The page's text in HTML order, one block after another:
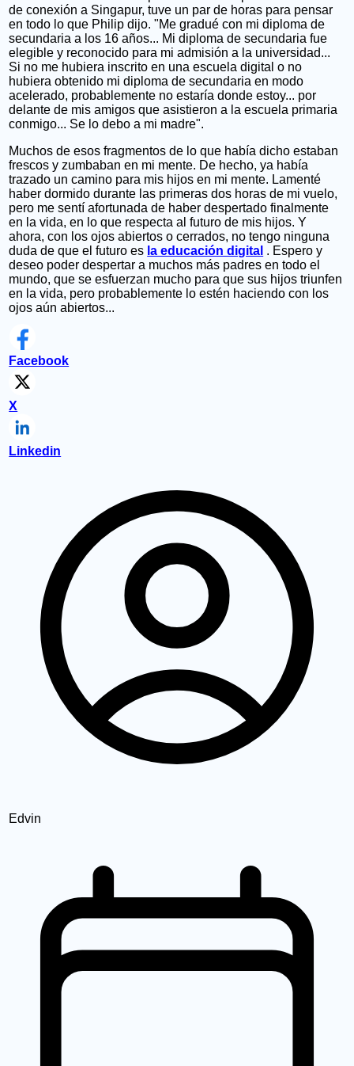
de conexión a Singapur, tuve un par de horas para pensar
en todo lo que Philip dijo. "Me gradué con mi diploma de
secundaria a los 16 años... Mi diploma de secundaria fue
elegible y reconocido para mi admisión a la universidad...
Si no me hubiera inscrito en una escuela digital o no
hubiera obtenido mi diploma de secundaria en modo
acelerado, probablemente no estaría donde estoy... por
delante de mis amigos que asistieron a la escuela primaria
conmigo... Se lo debo a mi madre".
Muchos de esos fragmentos de lo que había dicho estaban
frescos y zumbaban en mi mente. De hecho, ya había
trazado un camino para mis hijos en mi mente. Lamenté
haber dormido durante las primeras dos horas de mi vuelo,
pero me sentí afortunada de haber despertado finalmente
en la vida, en lo que respecta al futuro de mis hijos. Y
ahora, con los ojos abiertos o cerrados, no tengo ninguna
duda de que el futuro es la educación digital . Espero y
deseo poder despertar a muchos más padres en todo el
mundo, que se esfuerzan mucho para que sus hijos triunfen
en la vida, pero probablemente lo estén haciendo con los
ojos aún abiertos...
Facebook
X
Linkedin
Edvin